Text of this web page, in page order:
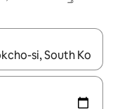
ಕೀಲಿಗಳೊಂದಿಗೆ